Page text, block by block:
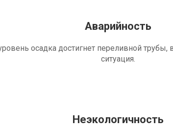
Аварийность
осадка достигнет переливной
ситуация.
Неэкологичность